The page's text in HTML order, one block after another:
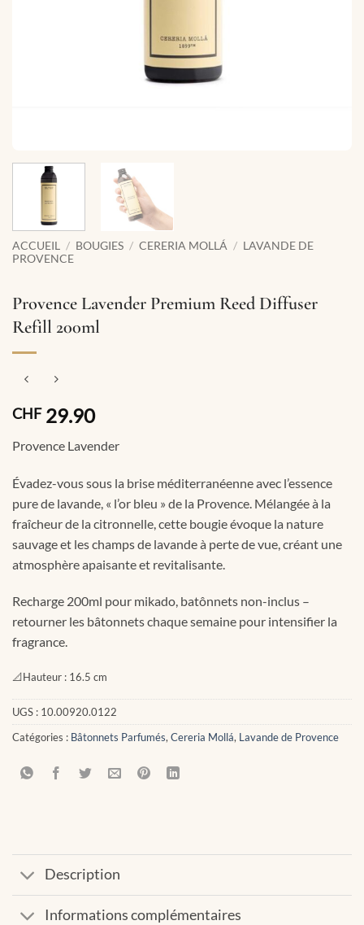
ACCUEIL / BOUGIES / CERERIA MOLLÁ / LAVANDE DE
PROVENCE
Provence Lavender Premium Reed Diffuser
Refill 200ml
CHF29.90
Provence Lavender
Évadez-vous sous la brise méditerranéenne avec l’essence
pure de lavande, « l’or bleu » de la Provence. Mélangée à la
fraîcheur de la citronnelle, cette bougie évoque la nature
sauvage et les champs de lavande à perte de vue, créant une
atmosphère apaisante et revitalisante.
Recharge 200ml pour mikado, batônnets non-inclus –
retourner les bâtonnets chaque semaine pour intensifier la
fragrance.
📐Hauteur : 16.5 cm
UGS : 10.00920.0122
Catégories : Bâtonnets Parfumés, Cereria Mollá, Lavande de Provence
Description
Informations complémentaires